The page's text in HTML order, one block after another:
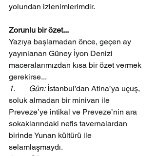
yolundan izlenimlerimdir.
Zorunlu bir özet...
Yazıya başlamadan önce, geçen ay
yayınlanan Güney İyon Denizi
maceralarımızdan kısa bir özet vermek
gerekirse...
1.       Gün: İstanbul’dan Atina’ya uçuş,
soluk almadan bir minivan ile
Preveze’ye intikal ve Preveze’nin ara
sokaklarındaki nefis tavernalardan
birinde Yunan kültürü ile
selamlaşmaydı.